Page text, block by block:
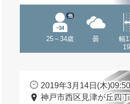
25～34歳
他
曇
幅
2019年3月14日(木)09:50
神戸市西区見津が丘四